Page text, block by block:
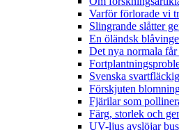
Varför förlorade vi
Slingrande slåtter
En öländsk
Det nya normala
Svenska
Förskjuten
Fjärilar som
Färg, storlek och
UV-ljus avslöjar